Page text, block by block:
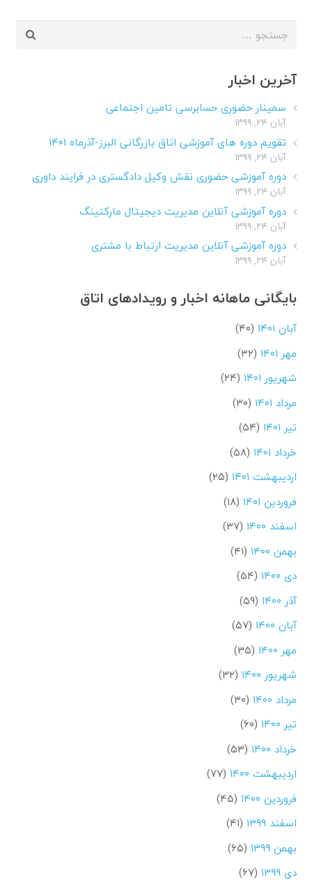
جستجو
آخرین اخبار
سمینار حضوری حسابرسی تامین اجتماعی
آبان ۲۴, ۱۳۹۹
تقویم دوره های آموزشی اتاق بازرگانی البرز-آذرماه ۱۴۰۱
آبان ۲۴, ۱۳۹۹
دوره آموزشی حضوری نقش وکیل دادگستری در فرایند داوری
آبان ۲۴, ۱۳۹۹
دوره آموزشی آنلاین مدیریت دیجیتال مارکتینگ
آبان ۲۴, ۱۳۹۹
دوره آموزشی آنلاین مدیریت ارتباط با مشتری
آبان ۲۴, ۱۳۹۹
بایگانی ماهانه اخبار و رویدادهای اتاق
آبان ۱۴۰۱
(۴۰)
مهر ۱۴۰۱
(۳۲)
شهریور ۱۴۰۱
(۲۴)
مرداد ۱۴۰۱
(۳۰)
تیر ۱۴۰۱
(۵۴)
خرداد ۱۴۰۱
(۵۸)
اردیبهشت ۱۴۰۱
(۲۵)
فروردین ۱۴۰۱
(۱۸)
اسفند ۱۴۰۰
(۳۷)
بهمن ۱۴۰۰
(۴۱)
دی ۱۴۰۰
(۵۴)
آذر ۱۴۰۰
(۵۹)
آبان ۱۴۰۰
(۵۷)
مهر ۱۴۰۰
(۳۵)
شهریور ۱۴۰۰
(۳۲)
مرداد ۱۴۰۰
(۳۰)
تیر ۱۴۰۰
(۶۰)
خرداد ۱۴۰۰
(۵۳)
اردیبهشت ۱۴۰۰
(۷۷)
فروردین ۱۴۰۰
(۴۵)
اسفند ۱۳۹۹
(۴۱)
بهمن ۱۳۹۹
(۶۵)
دی ۱۳۹۹
(۶۷)